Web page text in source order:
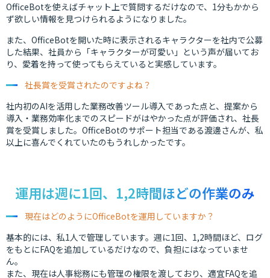
OfficeBotを使えばチャット上で質問するだけなので、1分もかから
ず欲しい情報を見つけられるようになりました。
また、OfficeBotを開いた時に表示されるキャラクターを社内で公募
した結果、社員から「キャラクターが可愛い」という声が届いてお
り、愛着を持って使ってもらえていると実感しています。
社長賞を受賞されたのですよね？
社内初のAIを活用した業務改善ツール導入であった点と、提案から
導入・業務効率化までのスピードがはやかった点が評価され、社長
賞を受賞しました。OfficeBotのサポート担当である渡邊さんが、私
以上に喜んでくれていたのもうれしかったです。
運用は週に1回、1,2時間ほどの作業のみ
現在はどのようにOfficeBotを運用していますか？
基本的には、私1人で管理しています。週に1回、1,2時間ほど、ログ
をもとにFAQを追加しているだけなので、負担にはなっていませ
ん。
また、現在は人事総務にも管理の権限を渡しており、適宜FAQを追